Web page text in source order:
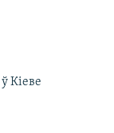
Кіеве